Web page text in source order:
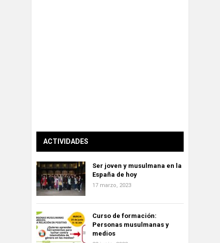
ACTIVIDADES
Ser joven y musulmana en la
España de hoy
17 marzo, 2023
Curso de formación:
Personas musulmanas y
medios